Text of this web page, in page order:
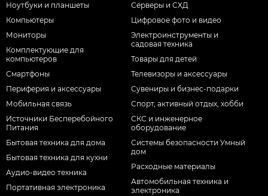
Ноутбуки и планшеты
Компьютеры
Мониторы
Комплектующие для
компьютеров
Смартфоны
Периферия и аксессуары
Мобильная связь
Источники Бесперебойного
Питания
Бытовая техника для дома
Бытовая техника для кухни
Аудио-видео техника
Портативная электроника
Серверы и СХД
Цифровое фото и видео
Электроинструменты и
садовая техника
Товары для детей
Телевизоры и аксессуары
Сувениры и бизнес-подарки
Спорт, активный отдых, хобби
СКС и инженерное
оборудование
Системы безопасности Умный
дом
Расходные материалы
Автомобильная техника и
электроника